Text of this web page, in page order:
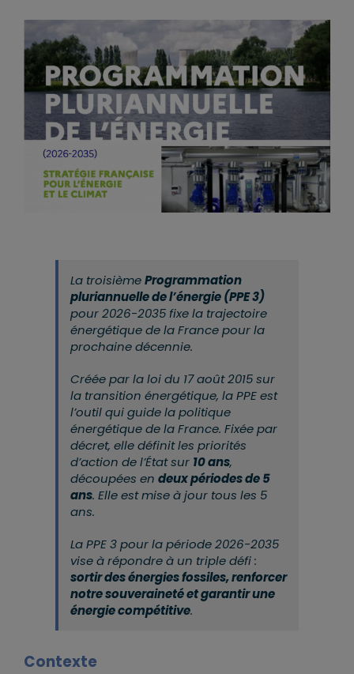
La troisièmeProgrammation
pluriannuelle de l’énergie (PPE 3)
pour 2026-2035 fixe la trajectoire
énergétique de la France pour la
prochaine décennie.
Créée par la loi du 17 août 2015 sur
la transition énergétique, la PPE est
l’outil qui guide la politique
énergétique de laFrance. Fixée par
décret, elle définit les priorités
d’action de l’État sur 10 ans,
découpées en deux périodes de 5
ans. Elle est mise à jour tous les 5
ans.
La PPE 3 pour la période 2026-2035
vise à répondre à un triple défi :
sortir des énergies fossiles, renforcer
notre souveraineté et garantir une
énergie compétitive.
Contexte